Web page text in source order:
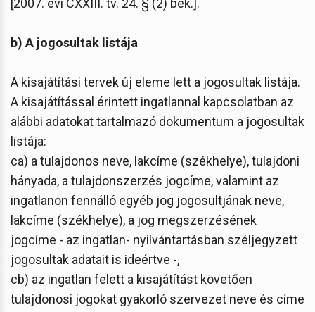
b) A jogosultak listája
A kisajátítási tervek új eleme lett a jogosultak listája.
A kisajátítással érintett ingatlannal kapcsolatban az
alábbi adatokat tartalmazó dokumentum a jogosultak
listája:
ca) a tulajdonos neve, lakcíme (székhelye), tulajdoni
hányada, a tulajdonszerzés jogcíme, valamint az
ingatlanon fennálló egyéb jog jogosultjának neve,
lakcíme (székhelye), a jog megszerzésének
jogcíme - az ingatlan- nyilvántartásban széljegyzett
jogosultak adatait is ideértve -,
cb) az ingatlan felett a kisajátítást követően
tulajdonosi jogokat gyakorló szervezet neve és címe